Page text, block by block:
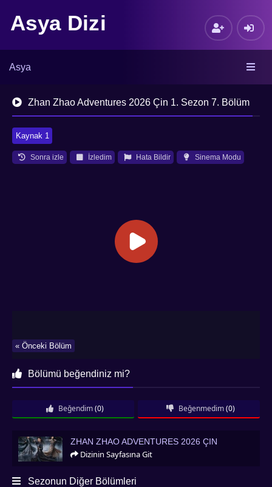
Asya Dizi
Asya
Zhan Zhao Adventures 2026 Çin 1. Sezon 7. Bölüm
Kaynak 1
Sonra izle İzledim Hata Bildir Sinema Modu
« Önceki Bölüm
Bölümü beğendiniz mi?
Beğendim (0) Beğenmedim (0)
Zhan Zhao Adventures 2026 Çin
ZHAN ZHAO ADVENTURES 2026 ÇIN
Dizinin Sayfasına Git
Sezonun Diğer Bölümleri